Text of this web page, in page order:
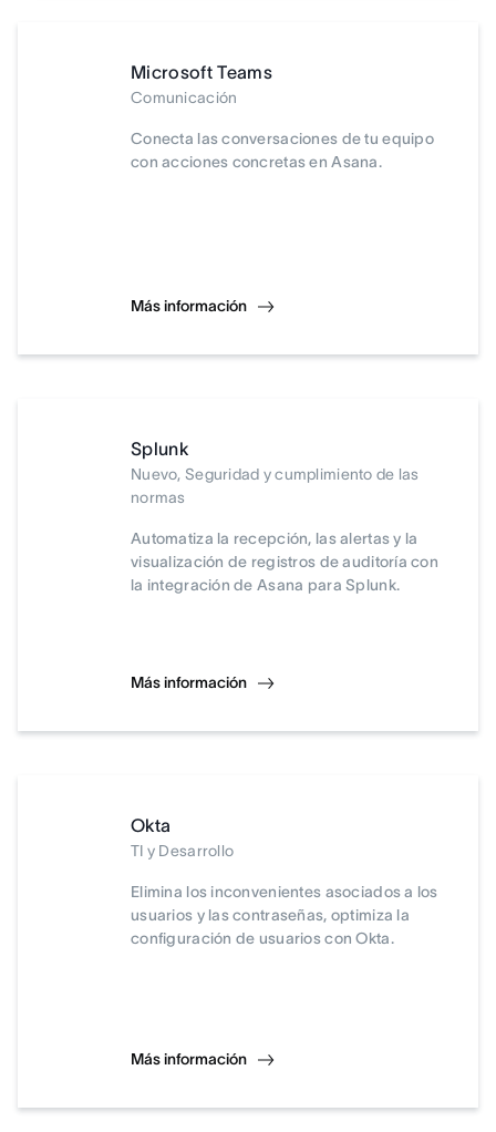
Microsoft Teams
Comunicación
Conecta las conversaciones de tu equipo
con acciones concretas en Asana.
Más información
Splunk
Nuevo, Seguridad y cumplimiento de las
normas
Automatiza la recepción, las alertas y la
visualización de registros de auditoría con
la integración de Asana para Splunk.
Más información
Okta
TI y Desarrollo
Elimina los inconvenientes asociados a los
usuarios y las contraseñas, optimiza la
configuración de usuarios con Okta.
Más información